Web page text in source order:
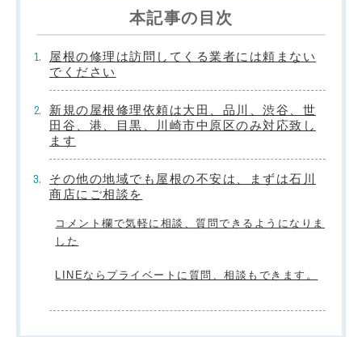
本記事の目次
屋根の修理は訪問してくる業者には頼まない
でください
新規の屋根修理依頼は大田、品川、渋谷、世
田谷、港、目黒、川崎市中原区のみ対応致し
ます
その他の地域でも屋根の不安は、まずは石川
商店にご相談を
コメント欄で気軽に相談、質問できるようになりま
した
LINEならプライベートに質問、相談もできます。